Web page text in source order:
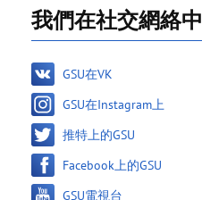
我們在社交網絡中
GSU在VK
GSU在Instagram上
推特上的GSU
Facebook上的GSU
GSU電視台